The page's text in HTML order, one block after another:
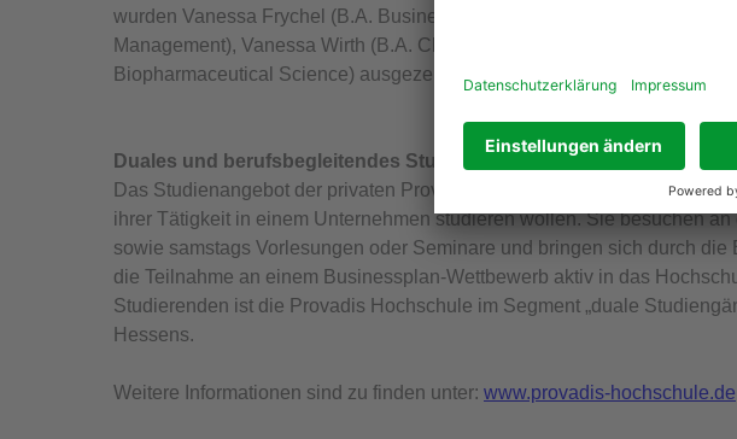
wurden Vanessa Frychel (B.A. Business Administration), Giuseppe
Management), Vanessa Wirth (B.A. Chemical Engineering) und Jessica
Biopharmaceutical Science) ausgezeichnet.
Duales und berufsbegleitendes Studium an der Provadis Hochschule
Das Studienangebot der privaten Provadis Hochschule richtet sich an
ihrer Tätigkeit in einem Unternehmen studieren wollen. Sie besuchen
sowie samstags Vorlesungen oder Seminare und bringen sich durch
die Teilnahme an einem Businessplan-Wettbewerb aktiv in das
Studierenden ist die Provadis Hochschule im Segment „duale
Hessens.
Weitere Informationen sind zu finden unter: www.provadis-hochschule.de